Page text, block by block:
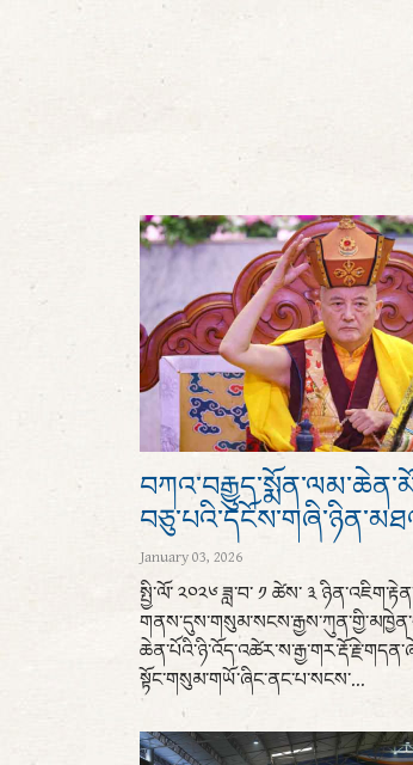
January 03, 2026
སྤྱི་ལོ་ ༢༠༢༦ ཟླ་བ་ ༡ ཚེས་ ༣
སྟོང་གསུམ་གཡོ་ཞིང་ནང་པ་སངས་...